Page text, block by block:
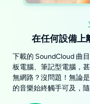
在任何設備上
下載的 SoundCloud 曲
板電腦、筆記型電腦，
無網路？沒問題！無論
的音樂始終觸手可及，隨